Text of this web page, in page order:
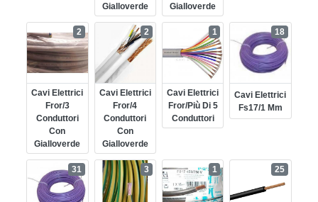
Gialloverde Gialloverde
Cavi Elettrici
Fror/3
Conduttori
Con
Gialloverde
2
Cavi Elettrici
Fror/4
Conduttori
Con
Gialloverde
2
Cavi Elettrici
Fror/più Di 5
Conduttori
1
Cavi Elettrici
Fs17/1 Mm
18
31 3 1 25